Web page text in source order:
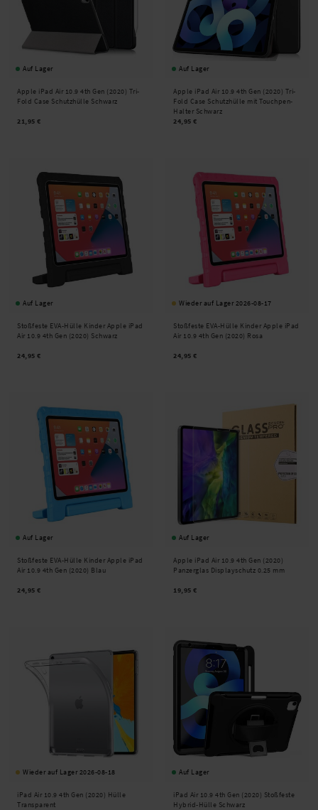
Auf Lager
Apple iPad Air 10.9 4th Gen (2020) Tri-
Fold Case Schutzhülle Schwarz
21,95 €
Auf Lager
Apple iPad Air 10.9 4th Gen (2020) Tri-
Fold Case Schutzhülle mit Touchpen-
Halter Schwarz
24,95 €
Auf Lager
Stoßfeste EVA-Hülle Kinder Apple iPad
Air 10.9 4th Gen (2020) Schwarz
24,95 €
Wieder auf Lager 2026-08-17
Stoßfeste EVA-Hülle Kinder Apple iPad
Air 10.9 4th Gen (2020) Rosa
24,95 €
Auf Lager
Stoßfeste EVA-Hülle Kinder Apple iPad
Air 10.9 4th Gen (2020) Blau
24,95 €
Auf Lager
Apple iPad Air 10.9 4th Gen (2020)
Panzerglas Displayschutz 0.25 mm
19,95 €
Wieder auf Lager 2026-08-18
iPad Air 10.9 4th Gen (2020) Hülle
Transparent
Auf Lager
iPad Air 10.9 4th Gen (2020) Stoßfeste
Hybrid-Hülle Schwarz